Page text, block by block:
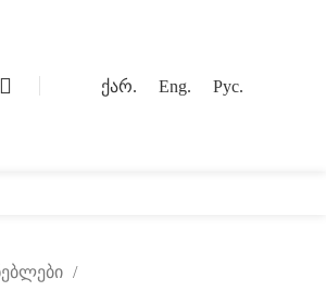
ქარ. Eng. Рус.